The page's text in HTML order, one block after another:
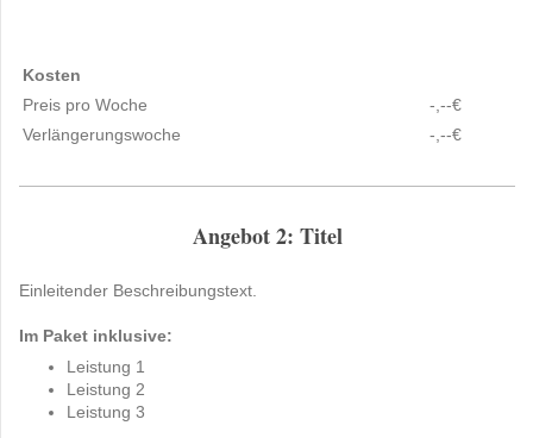
Kosten
Preis pro Woche
-,--€
Verlängerungswoche
-,--€
Angebot 2: Titel
Einleitender Beschreibungstext.
Im Paket inklusive:
Leistung 1
Leistung 2
Leistung 3